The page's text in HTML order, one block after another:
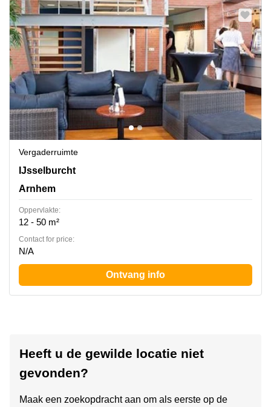
Vergaderruimte
IJsselburcht 3, Arnhem
IJsselburcht
Arnhem
Oppervlakte:
12 - 50 m²
Contact for price:
N/A
Ontvang info
Heeft u de gewilde locatie niet
gevonden?
Maak een zoekopdracht aan om als eerste op de